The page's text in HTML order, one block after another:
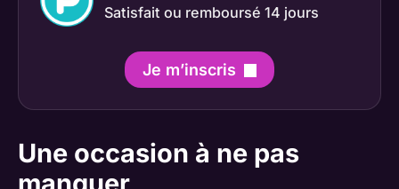
Satisfait ou remboursé 14 jours
Je m’inscris
Une occasion à ne pas